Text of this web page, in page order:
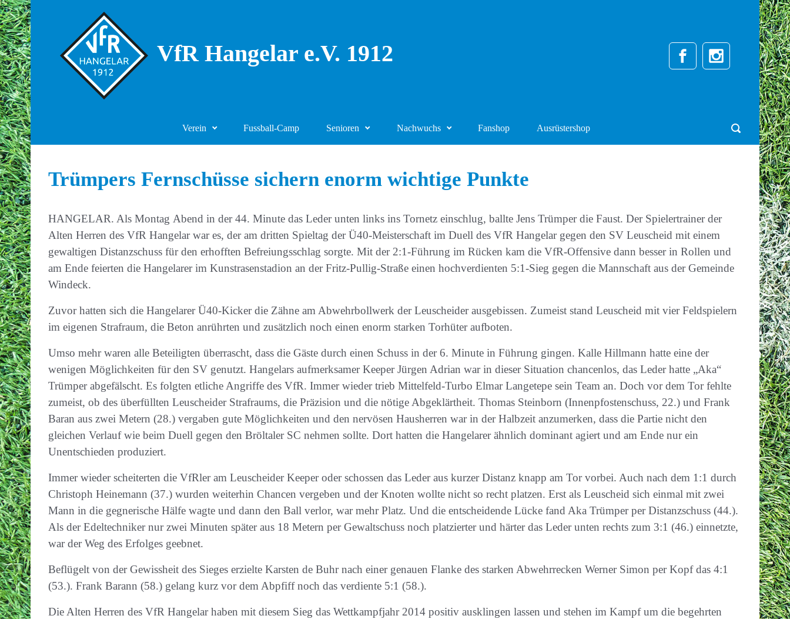
Zum Hauptinhalt springen
VfR Hangelar e.V. 1912
Verein Fussball-Camp Senioren Nachwuchs Fanshop Ausrüstershop
Trümpers Fernschüsse sichern enorm wichtige Punkte
HANGELAR. Als Montag Abend in der 44. Minute das Leder unten links ins Tornetz einschlug, ballte Jens Trümper die Faust. Der Spielertrainer der
Alten Herren des VfR Hangelar war es, der am dritten Spieltag der Ü40-Meisterschaft im Duell des VfR Hangelar gegen den SV Leuscheid mit einem
gewaltigen Distanzschuss für den erhofften Befreiungsschlag sorgte. Mit der 2:1-Führung im Rücken kam die VfR-Offensive dann besser in Rollen und
am Ende feierten die Hangelarer im Kunstrasenstadion an der Fritz-Pullig-Straße einen hochverdienten 5:1-Sieg gegen die Mannschaft aus der Gemeinde
Windeck.
Zuvor hatten sich die Hangelarer Ü40-Kicker die Zähne am Abwehrbollwerk der Leuscheider ausgebissen. Zumeist stand Leuscheid mit vier Feldspielern
im eigenen Strafraum, die Beton anrührten und zusätzlich noch einen enorm starken Torhüter aufboten.
Umso mehr waren alle Beteiligten überrascht, dass die Gäste durch einen Schuss in der 6. Minute in Führung gingen. Kalle Hillmann hatte eine der
wenigen Möglichkeiten für den SV genutzt. Hangelars aufmerksamer Keeper Jürgen Adrian war in dieser Situation chancenlos, das Leder hatte „Aka“
Trümper abgefälscht. Es folgten etliche Angriffe des VfR. Immer wieder trieb Mittelfeld-Turbo Elmar Langetepe sein Team an. Doch vor dem Tor fehlte
zumeist, ob des überfüllten Leuscheider Strafraums, die Präzision und die nötige Abgeklärtheit. Thomas Steinborn (Innenpfostenschuss, 22.) und Frank
Baran aus zwei Metern (28.) vergaben gute Möglichkeiten und den nervösen Hausherren war in der Halbzeit anzumerken, dass die Partie nicht den
gleichen Verlauf wie beim Duell gegen den Bröltaler SC nehmen sollte. Dort hatten die Hangelarer ähnlich dominant agiert und am Ende nur ein
Unentschieden produziert.
Immer wieder scheiterten die VfRler am Leuscheider Keeper oder schossen das Leder aus kurzer Distanz knapp am Tor vorbei. Auch nach dem 1:1 durch
Christoph Heinemann (37.) wurden weiterhin Chancen vergeben und der Knoten wollte nicht so recht platzen. Erst als Leuscheid sich einmal mit zwei
Mann in die gegnerische Hälfe wagte und dann den Ball verlor, war mehr Platz. Und die entscheidende Lücke fand Aka Trümper per Distanzschuss (44.).
Als der Edeltechniker nur zwei Minuten später aus 18 Metern per Gewaltschuss noch platzierter und härter das Leder unten rechts zum 3:1 (46.) einnetzte,
war der Weg des Erfolges geebnet.
Beflügelt von der Gewissheit des Sieges erzielte Karsten de Buhr nach einer genauen Flanke des starken Abwehrrecken Werner Simon per Kopf das 4:1
(53.). Frank Barann (58.) gelang kurz vor dem Abpfiff noch das verdiente 5:1 (58.).
Die Alten Herren des VfR Hangelar haben mit diesem Sieg das Wettkampfjahr 2014 positiv ausklingen lassen und stehen im Kampf um die begehrten